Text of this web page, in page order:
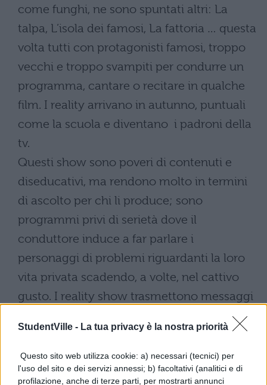
StudentVille - La tua privacy è la nostra priorità
Questo sito web utilizza cookie: a) necessari (tecnici) per
l'uso del sito e dei servizi annessi; b) facoltativi (analitici e di
profilazione, anche di terze parti, per mostrarti annunci
come funghi, ne sono spuntati altri: La
talpa, L’isola dei famosi, La fattoria … questa
volta tutti con protagonisti famosi, troppo
vecchi e troppo svampiti per condurre un
programma, cantare o recitare in qualche
film. I reality arrivano in autunno, puntuali
come la scuola e diventano i padroni della
tv.
Questi show sono poveri di contenuti e
diseducativi, ma rendono molto in termini
di ascolto per chi li produce; sono
programmi privi di serietà dove il
conduttore induce a far parlare i
personaggi di problemi riguardanti la loro
vita privata scadendo, a volte, nel cattivo
gusto. I reality show trasmettono messaggi
negativi, ma che scaturiscono grandi affetti,
specialmente nei giovani; messaggi che
servono a far dimenticare i problemi
quotidiani e impongono sotto forma di